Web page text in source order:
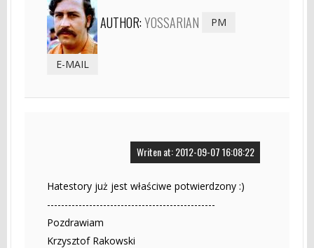
AUTHOR:YOSSARIAN PM
E-MAIL
Writen at: 2012-09-07 16:08:22
Hatestory już jest właściwe potwierdzony :)
------------------------------------------------
Pozdrawiam
Krzysztof Rakowski